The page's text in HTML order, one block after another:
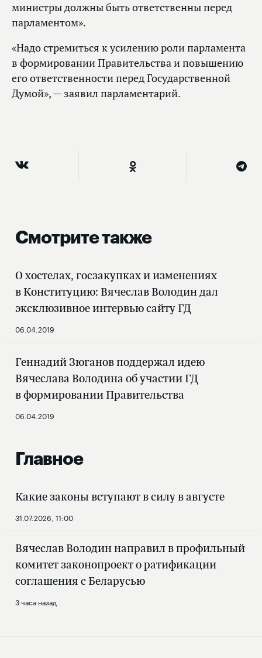
министры должны быть ответственны перед
парламентом».
«Надо стремиться к усилению роли парламента
в формировании Правительства и повышению
его ответственности перед Государственной
Думой», — заявил парламентарий.
Смотрите также
О хостелах, госзакупках и изменениях
в Конституцию: Вячеслав Володин дал
эксклюзивное интервью сайту ГД
06.04.2019
Геннадий Зюганов поддержал идею
Вячеслава Володина об участии ГД
в формировании Правительства
06.04.2019
Главное
Какие законы вступают в силу в августе
31.07.2026, 11:00
Вячеслав Володин направил в профильный
комитет законопроект о ратификации
соглашения с Беларусью
3 часа назад